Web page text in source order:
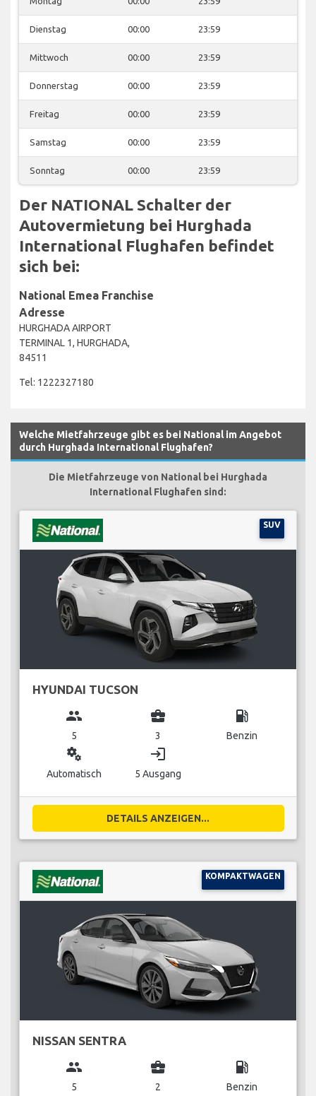
Dienstag 00:00 23:59
Mittwoch 00:00 23:59
Donnerstag 00:00 23:59
Freitag 00:00 23:59
Samstag 00:00 23:59
Sonntag 00:00 23:59
Der NATIONAL Schalter der
Autovermietung bei Hurghada
International Flughafen befindet
sich bei:
National Emea Franchise
Adresse
HURGHADA AIRPORT
TERMINAL 1, HURGHADA,
84511
Tel: 1222327180
Welche Mietfahrzeuge gibt es bei National im Angebot
durch Hurghada International Flughafen?
Die Mietfahrzeuge von National bei Hurghada
International Flughafen sind:
SUV
HYUNDAI TUCSON
group
5
business_center
3
local_gas_station
Benzin
miscellaneous_services
Automatisch
login
5 Ausgang
DETAILS ANZEIGEN...
KOMPAKTWAGEN
NISSAN SENTRA
group
5
business_center
2
local_gas_station
Benzin